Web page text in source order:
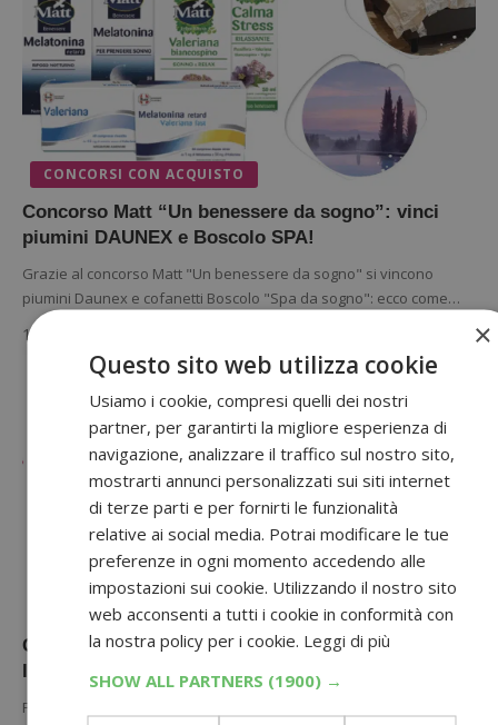
CONCORSI CON ACQUISTO
Concorso Matt “Un benessere da sogno”: vinci
piumini DAUNEX e Boscolo SPA!
Grazie al concorso Matt "Un benessere da sogno" si vincono
piumini Daunex e cofanetti Boscolo "Spa da sogno": ecco come…
12 Ottobre 2021
CONCORSI CON ACQUISTO
Concorso “Sogni d’oro con Gimi”: vinci completi
letto Somma!
Partecipa al concorso "Sogni d'oro con Gimi" e scopri subito se hai
×
Questo sito web utilizza cookie
Usiamo i cookie, compresi quelli dei nostri
partner, per garantirti la migliore esperienza di
navigazione, analizzare il traffico sul nostro sito,
mostrarti annunci personalizzati sui siti internet
di terze parti e per fornirti le funzionalità
relative ai social media. Potrai modificare le tue
preferenze in ogni momento accedendo alle
impostazioni sui cookie. Utilizzando il nostro sito
web acconsenti a tutti i cookie in conformità con
la nostra policy per i cookie. Leggi di più
SHOW ALL PARTNERS (1900) →